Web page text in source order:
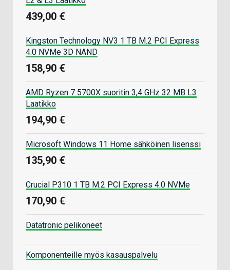
439,00 €
Kingston Technology NV3 1 TB M.2 PCI Express
4.0 NVMe 3D NAND
158,90 €
AMD Ryzen 7 5700X suoritin 3,4 GHz 32 MB L3
Laatikko
194,90 €
Microsoft Windows 11 Home sähköinen lisenssi
135,90 €
Crucial P310 1 TB M.2 PCI Express 4.0 NVMe
170,90 €
Datatronic pelikoneet
Komponenteille myös kasauspalvelu